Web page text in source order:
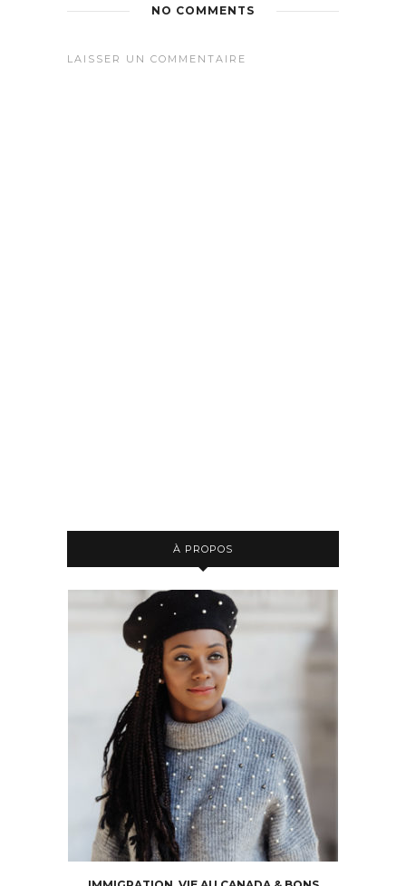
NO COMMENTS
LAISSER UN COMMENTAIRE
À PROPOS